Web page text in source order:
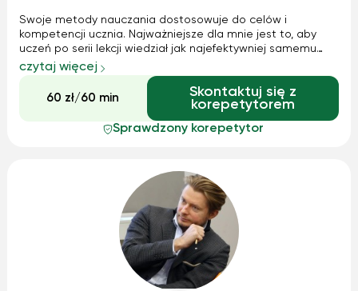
Swoje metody nauczania dostosowuje do celów i
kompetencji ucznia. Najważniejsze dla mnie jest to, aby
uczeń po serii lekcji wiedział jak najefektywniej samemu
rozwijać swoje zainteresowania. Ważne jest dla mnie
nauczenie analizy, tworzenia i krytyki argumentacji, jak i
czytanie ze zrozumieniem materiałów akademickich.
czytaj więcej
60 zł/60 min
Skontaktuj się z
korepetytorem
Sprawdzony korepetytor